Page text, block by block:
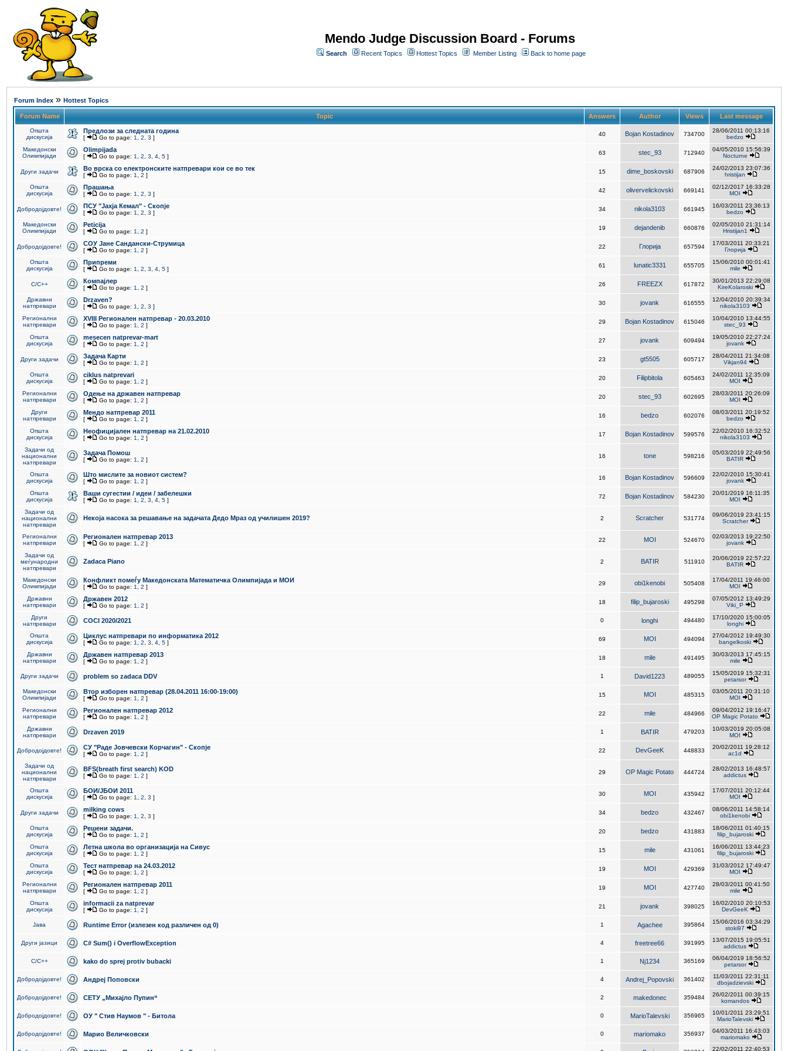
Mendo Judge Discussion Board - Forums
Search Recent Topics Hottest Topics Member Listing Back to home page
Forum Index » Hottest Topics
Forum Name Topic Answers Author Views Last message
Општа
дискусија
Предлози за следната година
[ Go to page: 1 2 3 ]
40 Bojan Kostadinov 734700
28/06/2011 00:13:16
bedzo
Македонски
Олимпијади
Olimpijada
[ Go to page: 1 2 3 4 5 ]
63 stec_93 712940
04/05/2010 15:56:39
Nocturne
Други задачи Во врска со електронските натпревари кои се во тек
[ Go to page: 1 2 ]
15 dime_boskovski 687906
24/02/2013 23:07:36
hristijan
Општа
дискусија
Прашања
[ Go to page: 1 2 3 ]
42 olivervelickovski 669141
02/12/2017 16:33:28
MOI
Добродојдовте! ПCУ "Јахја Кемал" - Скопје
[ Go to page: 1 2 3 ]
34 nikola3103 661945
16/03/2011 23:36:13
bedzo
Македонски
Олимпијади
Peticija
[ Go to page: 1 2 ]
19 dejandenib 660876
02/05/2010 21:31:14
Hristijan1
Добродојдовте! СОУ Јане Сандански-Струмица
[ Go to page: 1 2 ]
22 Глорија 657594
17/03/2011 20:33:21
Глорија
Општа
дискусија
Припреми
[ Go to page: 1 2 3 4 5 ]
61 lunatic3331 655705
15/06/2010 00:01:41
mile
C/C++ Компајлер
[ Go to page: 1 2 ]
26 FREEZX 617872
30/01/2013 22:29:08
KireKolaroski
Државни
натпревари
Drzaven?
[ Go to page: 1 2 3 ]
30 jovank 616555
12/04/2010 20:39:34
nikola3103
Регионални
натпревари
XVIII Регионален натпревар - 20.03.2010
[ Go to page: 1 2 ]
29 Bojan Kostadinov 615046
10/04/2010 13:44:55
stec_93
Општа
дискусија
mesecen natprevar-mart
[ Go to page: 1 2 ]
27 jovank 609494
19/05/2010 22:27:24
jovank
Други задачи Задача Карти
[ Go to page: 1 2 ]
23 gt5505 605717
28/04/2011 21:34:08
Vikjan94
Општа
дискусија
ciklus natprevari
[ Go to page: 1 2 ]
20 Filipbitola 605463
24/02/2011 12:35:09
MOI
Регионални
натпревари
Одење на државен натпревар
[ Go to page: 1 2 ]
20 stec_93 602695
28/03/2011 20:26:09
MOI
Други
натпревари
Мендо натпревар 2011
[ Go to page: 1 2 ]
16 bedzo 602076
08/03/2011 20:19:52
bedzo
Општа
дискусија
Неофицијален натпревар на 21.02.2010
[ Go to page: 1 2 ]
17 Bojan Kostadinov 599576
22/02/2010 16:32:52
nikola3103
Задачи од
национални
натпревари
Задача Помош
[ Go to page: 1 2 ]
16 tone 598216
05/03/2019 22:49:56
BATIR
Општа
дискусија
Што мислите за новиот систем?
[ Go to page: 1 2 ]
16 Bojan Kostadinov 596609
22/02/2010 15:30:41
jovank
Општа
дискусија
Ваши сугестии / идеи / забелешки
[ Go to page: 1 2 3 4 5 ]
72 Bojan Kostadinov 584230
20/01/2019 16:11:35
MOI
Задачи од
национални
натпревари
Некоја насока за решавање на задачата Дедо Мраз од училишен 2019? 2 Scratcher 531774
09/06/2019 23:41:15
Scratcher
Регионални
натпревари
Регионален натпревар 2013
[ Go to page: 1 2 ]
22 MOI 524670
02/03/2013 19:22:50
jovank
Задачи од
меѓународни
натпревари
Zadaca Piano 2 BATIR 511910
20/06/2019 22:57:22
BATIR
Македонски
Олимпијади
Конфликт помеѓу Македонската Математичка Олимпијада и МОИ
[ Go to page: 1 2 ]
29 obi1kenobi 505408
17/04/2011 19:46:00
MOI
Државни
натпревари
Државен 2012
[ Go to page: 1 2 ]
18 filip_bujaroski 495298
07/05/2012 13:49:29
Viki_P
Други
натпревари
COCI 2020/2021 0 longhi 494480
17/10/2020 15:00:05
longhi
Општа
дискусија
Циклус натпревари по информатика 2012
[ Go to page: 1 2 3 4 5 ]
69 MOI 494094
27/04/2012 19:49:30
bangelkoski
Државни
натпревари
Државен натпревар 2013
[ Go to page: 1 2 ]
18 mile 491495
30/03/2013 17:45:15
mile
Други задачи problem so zadaca DDV 1 David1223 489055
15/05/2019 15:32:31
petarsor
Македонски
Олимпијади
Втор изборен натпревар (28.04.2011 16:00-19:00)
[ Go to page: 1 2 ]
15 MOI 485315
03/05/2011 20:31:10
MOI
Регионални
натпревари
Регионален натпревар 2012
[ Go to page: 1 2 ]
22 mile 484966
09/04/2012 19:16:47
OP Magic Potato
Државни
натпревари
Drzaven 2019 1 BATIR 479203
10/03/2019 20:05:08
MOI
Добродојдовте! СУ "Раде Јовчевски Корчагин" - Скопје
[ Go to page: 1 2 ]
22 DevGeeK 448833
20/02/2011 19:28:12
ac1d
Задачи од
национални
натпревари
BFS(breath first search) KOD
[ Go to page: 1 2 ]
29 OP Magic Potato 444724
28/02/2013 16:48:57
addictus
Општа
дискусија
БОИ/ЈБОИ 2011
[ Go to page: 1 2 3 ]
30 MOI 435942
17/07/2011 20:12:44
MOI
Други задачи milking cows
[ Go to page: 1 2 3 ]
34 bedzo 432467
08/06/2011 14:58:14
obi1kenobi
Општа
дискусија
Решени задачи.
[ Go to page: 1 2 ]
20 bedzo 431883
18/06/2011 01:40:15
filip_bujaroski
Општа
дискусија
Летна школа во организација на Сивус
[ Go to page: 1 2 ]
15 mile 431061
16/06/2011 13:44:23
filip_bujaroski
Општа
дискусија
Тест натпревар на 24.03.2012
[ Go to page: 1 2 ]
19 MOI 429369
31/03/2012 17:49:47
MOI
Регионални
натпревари
Регионален натпревар 2011
[ Go to page: 1 2 ]
19 MOI 427740
28/03/2011 00:41:50
mile
Општа
дискусија
informacii za natprevar
[ Go to page: 1 2 ]
21 jovank 398025
16/02/2010 20:10:53
DevGeeK
Јава Runtime Error (излезен код различен од 0) 1 Agachee 395864
15/06/2016 03:34:29
stoki97
Други јазици C# Sum() i OverflowException 4 freetree66 391995
13/07/2015 19:05:51
addictus
C/C++ kako do sprej protiv bubacki 1 Nj1234 365169
06/04/2019 18:56:52
petarsor
Добродојдовте! Андреј Поповски 4 Andrej_Popovski 361402
11/03/2011 22:31:11
dbojadzievski
Добродојдовте! СЕТУ „Михајло Пупин“ 2 makedonec 359484
26/02/2011 00:39:15
komandos
Добродојдовте! ОУ " Стив Наумов " - Битола 0 MarioTalevski 356965
10/01/2011 23:29:51
MarioTalevski
Добродојдовте! Марио Величковски 0 mariomako 356937
04/03/2011 16:43:03
mariomako
22/02/2011 22:40:53